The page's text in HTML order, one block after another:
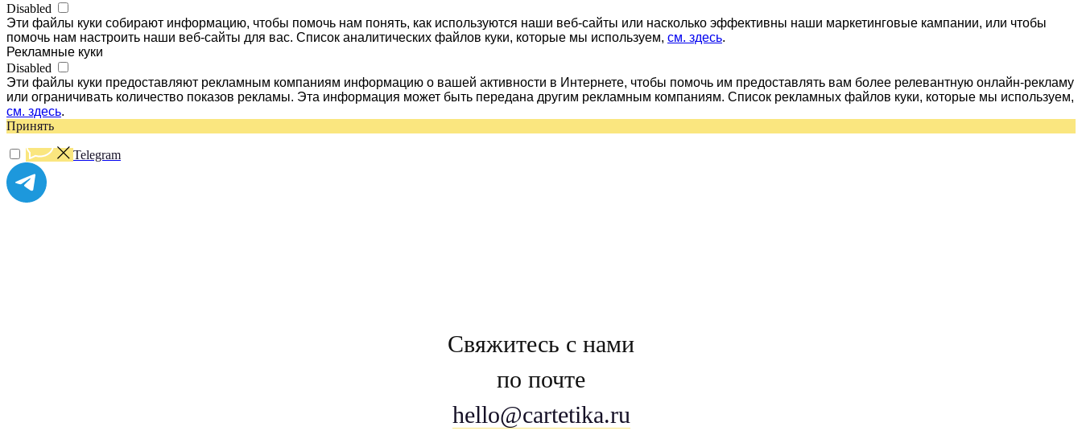
Disabled
Эти файлы куки собирают информацию, чтобы помочь нам понять, как используются наши веб-сайты или насколько эффективны наши маркетинговые кампании, или чтобы
помочь нам настроить наши веб-сайты для вас. Список аналитических файлов куки, которые мы используем, см. здесь.
Рекламные куки
Disabled
Эти файлы куки предоставляют рекламным компаниям информацию о вашей активности в Интернете, чтобы помочь им предоставлять вам более релевантную онлайн-рекламу
или ограничивать количество показов рекламы. Эта информация может быть передана другим рекламным компаниям. Список рекламных файлов куки, которые мы используем,
см. здесь.
Принять
Telegram
Свяжитесь с нами
по почте
hello@cartetika.ru